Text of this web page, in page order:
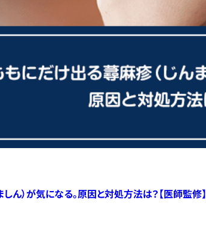
ん）が気になる。原因と対処方法は？【医師監修】